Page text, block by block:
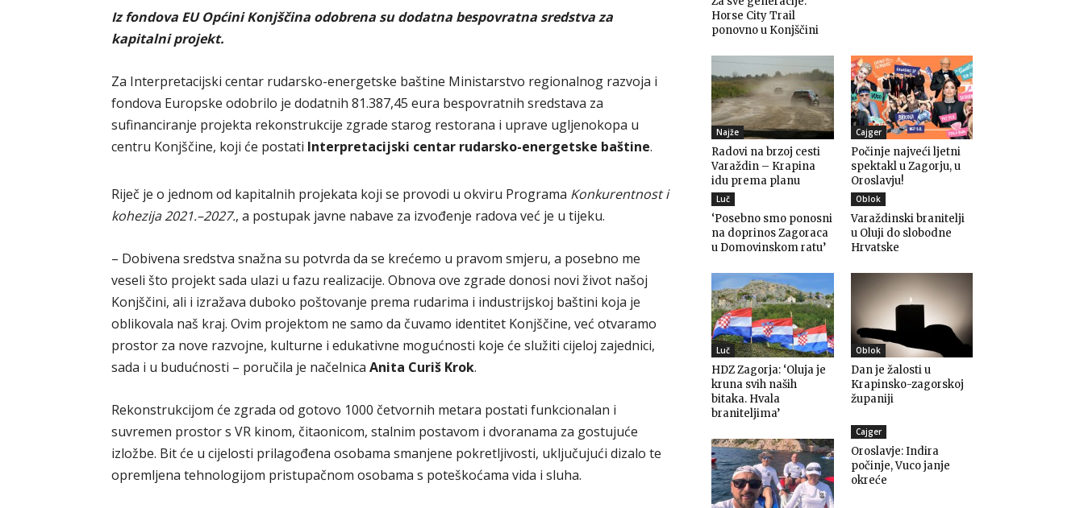
malo
Iz fondova EU Općini Konjščina odobrena su dodatna bespovratna sredstva za
kapitalni projekt.
Za Interpretacijski centar rudarsko-energetske baštine Ministarstvo regionalnog razvoja i
fondova Europske odobrilo je dodatnih 81.387,45 eura bespovratnih sredstava za
sufinanciranje projekta rekonstrukcije zgrade starog restorana i uprave ugljenokopa u
centru Konjščine, koji će postati Interpretacijski centar rudarsko-energetske baštine.
Riječ je o jednom od kapitalnih projekata koji se provodi u okviru Programa Konkurentnost i
kohezija 2021.–2027., a postupak javne nabave za izvođenje radova već je u tijeku.
– Dobivena sredstva snažna su potvrda da se krećemo u pravom smjeru, a posebno me
veseli što projekt sada ulazi u fazu realizacije. Obnova ove zgrade donosi novi život našoj
Konjščini, ali i izražava duboko poštovanje prema rudarima i industrijskoj baštini koja je
oblikovala naš kraj. Ovim projektom ne samo da čuvamo identitet Konjščine, već otvaramo
prostor za nove razvojne, kulturne i edukativne mogućnosti koje će služiti cijeloj zajednici,
sada i u budućnosti – poručila je načelnica Anita Curiš Krok.
Rekonstrukcijom će zgrada od gotovo 1000 četvornih metara postati funkcionalan i
suvremen prostor s VR kinom, čitaonicom, stalnim postavom i dvoranama za gostujuće
izložbe. Bit će u cijelosti prilagođena osobama smanjene pokretljivosti, uključujući dizalo te
opremljena tehnologijom pristupačnom osobama s poteškoćama vida i sluha.
Horse City Trail
ponovno u Konjščini
Najže
Radovi na brzoj cesti
Varaždin – Krapina
idu prema planu
Cajger
Počinje najveći ljetni
spektakl u Zagorju, u
Oroslavju!
Luč
‘Posebno smo ponosni
na doprinos Zagoraca
u Domovinskom ratu’
Oblok
Varaždinski branitelji
u Oluji do slobodne
Hrvatske
Luč
HDZ Zagorja: ‘Oluja je
kruna svih naših
bitaka. Hvala
braniteljima’
Oblok
Dan je žalosti u
Krapinsko-zagorskoj
županiji
Cajger
Oroslavje: Indira
počinje, Vuco janje
okreće